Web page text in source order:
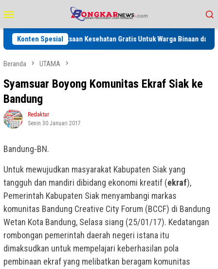
ke
kontenMobile
Konten Spesial
Pemeriksaan Kesehatan Gratis Untuk Warga Binaan dan Keluarga
Beranda UTAMA
Syamsuar Boyong Komunitas Ekraf Siak ke
Bandung
Redaktur
Senin 30 Januari 2017
Bandung-BN.
Untuk mewujudkan masyarakat Kabupaten Siak yang
tangguh dan mandiri dibidang ekonomi kreatif (ekraf),
Pemerintah Kabupaten Siak menyambangi markas
komunitas Bandung Creative City Forum (BCCF) di Bandung
Wetan Kota Bandung, Selasa siang (25/01/17). Kedatangan
rombongan pemerintah daerah negeri istana itu
dimaksudkan untuk mempelajari keberhasilan pola
pembinaan ekraf yang melibatkan beragam komunitas